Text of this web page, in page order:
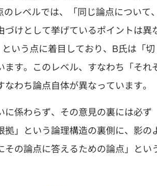
レベルでは、「同じ論点について、
けとして挙げているポイントは異
いう点に着目しており、B氏は「切
す。このレベル、すなわち「それ
わち論点自体が異なっています。
係わらず、その意見の裏には必ず
」という論理構造の裏側に、影の
の論点に答えるための論点」とい